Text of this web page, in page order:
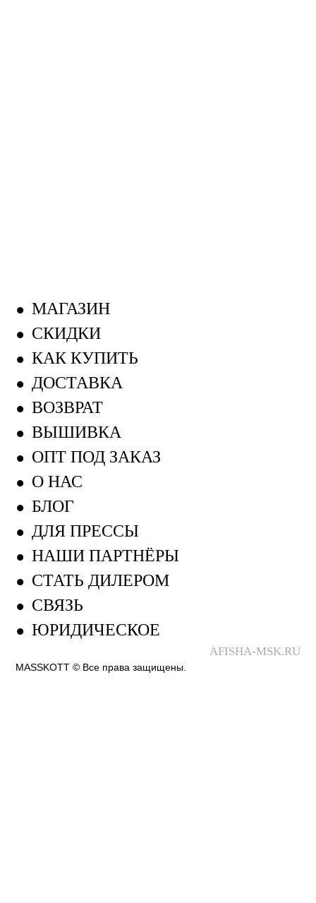
МАГАЗИН
СКИДКИ
КАК КУПИТЬ
ДОСТАВКА
ВОЗВРАТ
ВЫШИВКА
ОПТ ПОД ЗАКАЗ
О НАС
БЛОГ
ДЛЯ ПРЕССЫ
НАШИ ПАРТНЁРЫ
СТАТЬ ДИЛЕРОМ
СВЯЗЬ
ЮРИДИЧЕСКОЕ
AFISHA-MSK.RU
MASSKOTT © Все права защищены.